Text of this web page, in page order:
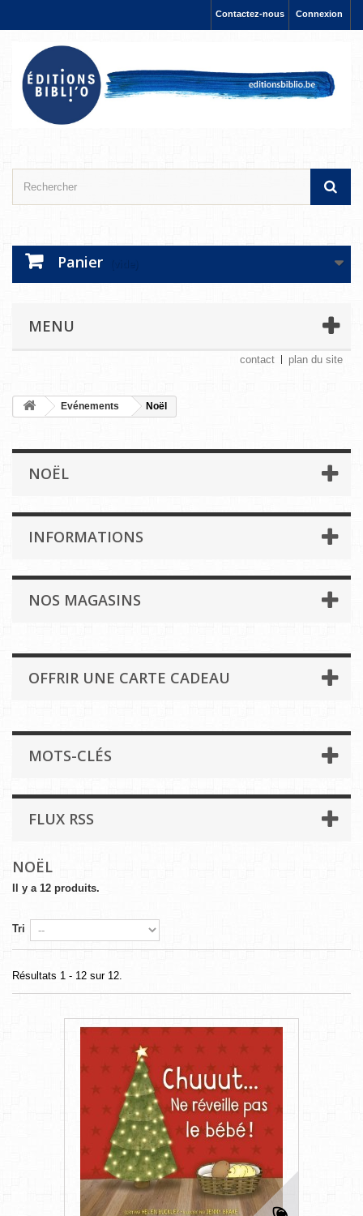
Connexion
Contactez-nous
Panier
MENU
contact plan du site
Evénements Noël
NOËL
INFORMATIONS
NOS MAGASINS
OFFRIR UNE CARTE CADEAU
MOTS-CLÉS
FLUX RSS
NOËL
Il y a 12 produits.
Tri
Résultats 1 - 12 sur 12.